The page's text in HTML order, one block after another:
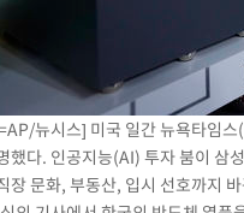
뉴시스] 미국 일간 뉴욕타임
했다. 인공지능(AI) 투자 붐이 삼
장 문화, 부동산, 입시 선호까지